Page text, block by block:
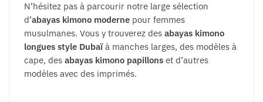
N’hésitez pas à parcourir notre large sélection
d’abayas kimono moderne pour femmes
musulmanes. Vous y trouverez des abayas kimono
longues style Dubaïà manches larges, des modèles à
cape, des abayas kimono papillons et d’autres
modèles avec des imprimés.